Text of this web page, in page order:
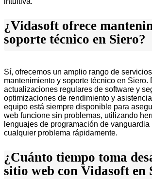
¿Vidasoft ofrece
soporte técnico en Siero?
Sí, ofrecemos un amplio rango de
mantenimiento y soporte técnico en Siero.
actualizaciones regulares de software y
optimizaciones de rendimiento y
equipo está siempre disponible para
web funcione sin problemas, utilizando
lenguajes de programación de vanguardia
cualquier problema rápidamente.
¿Cuánto tiempo toma
sitio web con Vidasoft en